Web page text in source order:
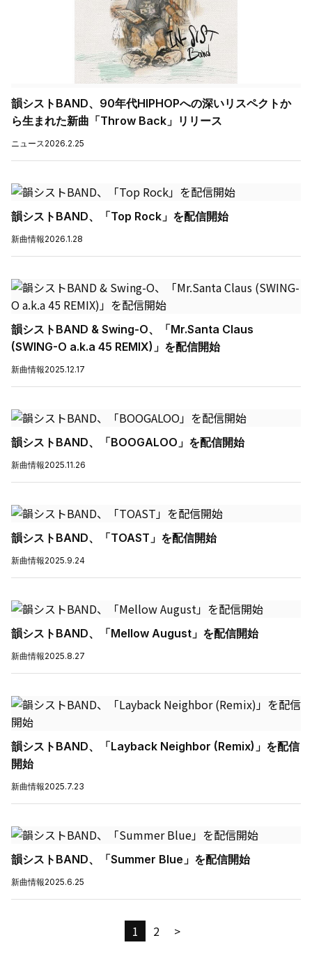
韻シストBAND、90年代HIPHOPへの深いリスペクトか
ら生まれた新曲「Throw Back」リリース
ニュース2026.2.25
韻シストBAND、「Top Rock」を配信開始
新曲情報2026.1.28
韻シストBAND & Swing-O、「Mr.Santa Claus
(SWING-O a.k.a 45 REMIX)」を配信開始
新曲情報2025.12.17
韻シストBAND、「BOOGALOO」を配信開始
新曲情報2025.11.26
韻シストBAND、「TOAST」を配信開始
新曲情報2025.9.24
韻シストBAND、「Mellow August」を配信開始
新曲情報2025.8.27
韻シストBAND、「Layback Neighbor (Remix)」を配信
開始
新曲情報2025.7.23
韻シストBAND、「Summer Blue」を配信開始
新曲情報2025.6.25
1 2 >